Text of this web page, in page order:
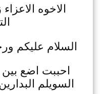
الاخوه
السلام عليكم
احببت اضع
السويلم